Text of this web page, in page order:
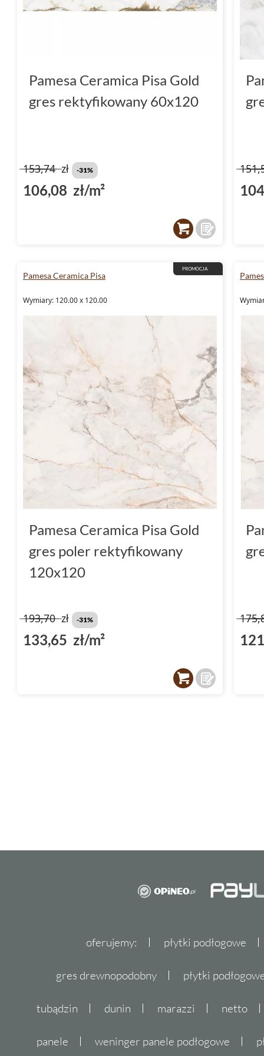
Pamesa Ceramica Pisa Gold
gres rektyfikowany 60x120
153,74zł -31%
106,08 zł/m²
PROMOCJA
Pamesa Ceramica Pisa
Wymiary: 120.00 x 120.00
Pamesa Ceramica Pisa Gold
gres poler rektyfikowany
120x120
193,70zł -31%
133,65 zł/m²
oferujemy: płytki podłogowe
gres drewnopodobny płytki
tubądzin dunin marazzi netto
panele weninger panele podłogowe